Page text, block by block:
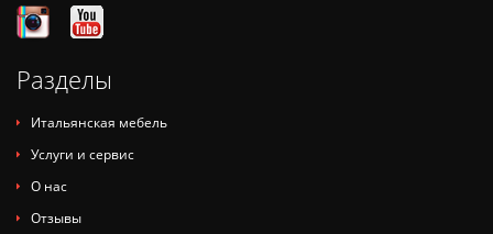
Разделы
Итальянская мебель
Услуги и сервис
О нас
Отзывы